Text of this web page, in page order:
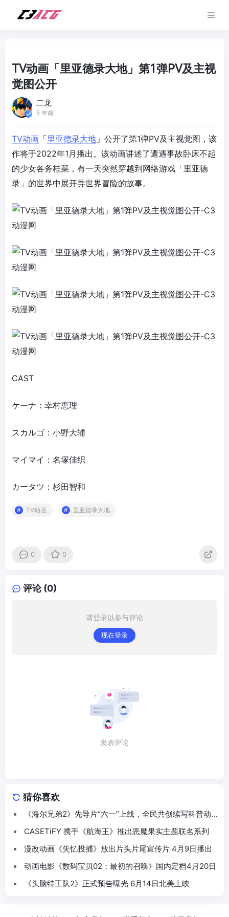
TV动画「里亚德录大地」第1弹PV及主视
觉图公开
二龙
5 年前
TV动画 「里亚德录大地 」公开了第1弹PV及主视觉图，该
作将于2022年1月播出。该动画讲述了遭遇事故卧床不起
的少女各务桂菜，有一天突然穿越到网络游戏「里亚德
录」的世界中展开异世界冒险的故事。
CAST
ケーナ：幸村恵理
スカルゴ：小野大辅
マイマイ：名塚佳织
カータツ：杉田智和
TV动画 里亚德录大地
0 0
评论 (0)
请登录以参与评论
现在登录
发表评论
猜你喜欢
《海尔兄弟2》先导片“六一”上线，全民共创续写科普动
CASETiFY 携手《航海王》推出恶魔果实主题联名系列
漫改动画《失忆投捕》放出片头片尾宣传片 4月9日播出
动画电影《数码宝贝02：最初的召唤》国内定档4月20日
《头脑特工队2》正式预告曝光 6月14日北美上映